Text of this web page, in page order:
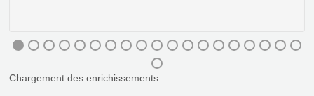
Chargement des enrichissements...